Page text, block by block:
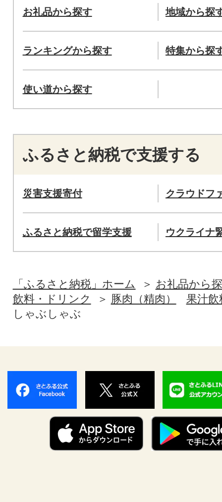
お礼品から探す 地域から探
ランキングから探す 特集から探
使い道から探す
ふるさと納税で支援する
災害支援寄付 クラウドフ
ふるさと納税で留学支援 ウクライナ
「ふるさと納税」ホーム
お礼品から
飲料・ドリンク
豚肉（精肉）
果汁飲
しゃぶしゃぶ